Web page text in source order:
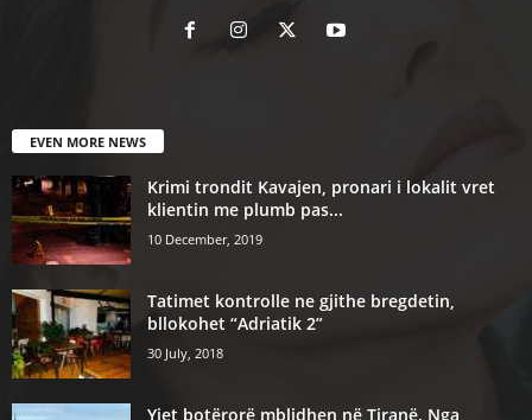
EVEN MORE NEWS
Krimi trondit Kavajen, pronari i lokalit vret
klientin me plumb pas...
10 December, 2019
Tatimet kontrolle ne gjithe bregdetin,
bllokohet “Adriatik 2”
30 July, 2018
Yjet botërorë mblidhen në Tiranë. Nga